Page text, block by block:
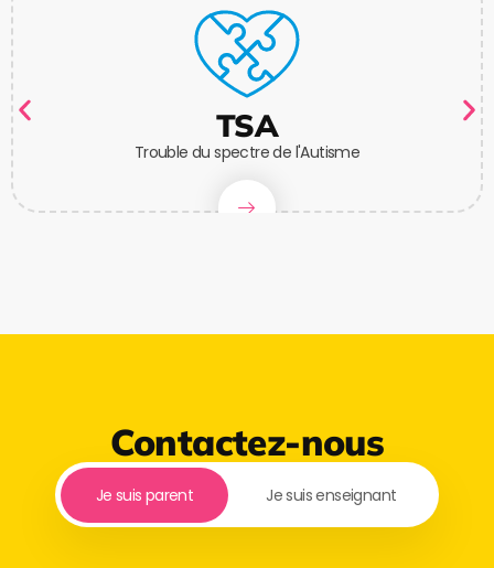
TSA
Trouble du spectre de l'Autisme
Contactez-nous
Je suis parent Je suis enseignant